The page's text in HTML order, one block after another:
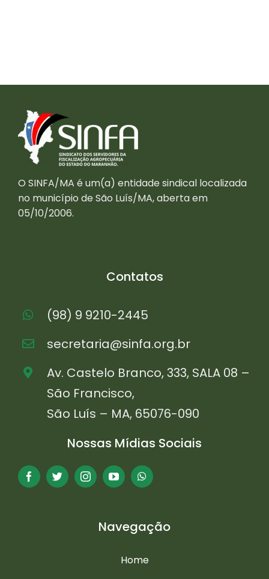
O SINFA/MA é um(a) entidade sindical localizada
no município de São Luís/MA, aberta em
05/10/2006.
Contatos
(98) 9 9210-2445
secretaria@sinfa.org.br
Av. Castelo Branco, 333, SALA 08 –
São Francisco,
São Luís – MA, 65076-090
Nossas Mídias Sociais
Navegação
Home